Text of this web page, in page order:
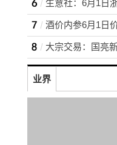
业界